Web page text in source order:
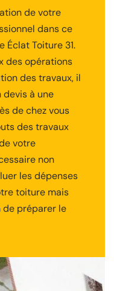
de votre
dans ce
Éclat Toiture 31.
des opérations
des travaux, il
devis à une
de chez vous
des travaux
votre
non
les dépenses
toiture mais
de préparer le